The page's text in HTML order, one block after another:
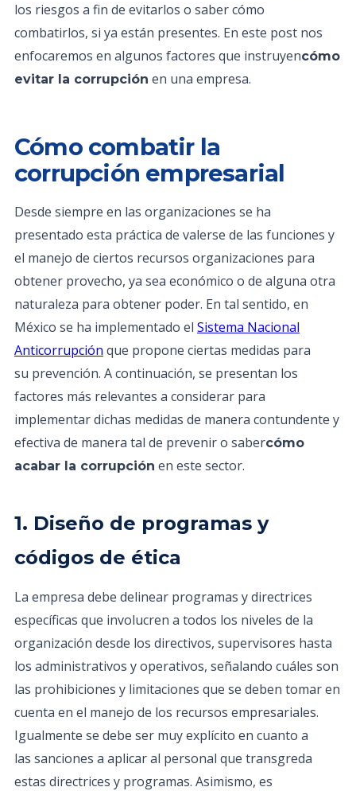
los riesgos a fin de evitarlos o saber cómo
combatirlos, si ya están presentes. En este post nos
enfocaremos en algunos factores que instruyencómo
evitar la corrupción en una empresa.
Cómo combatir la
corrupción empresarial
Desde siempre en las organizaciones se ha
presentado esta práctica de valerse de las funciones y
el manejo de ciertos recursos organizaciones para
obtener provecho, ya sea económico o de alguna otra
naturaleza para obtener poder. En tal sentido, en
México se ha implementado el Sistema Nacional
Anticorrupción que propone ciertas medidas para
su prevención. A continuación, se presentan los
factores más relevantes a considerar para
implementar dichas medidas de manera contundente y
efectiva de manera tal de prevenir o sabercómo
acabar la corrupción en este sector.
1. Diseño de programas y
códigos de ética
La empresa debe delinear programas y directrices
específicas que involucren a todos los niveles de la
organización desde los directivos, supervisores hasta
los administrativos y operativos, señalando cuáles son
las prohibiciones y limitaciones que se deben tomar en
cuenta en el manejo de los recursos empresariales.
Igualmente se debe ser muy explícito en cuanto a
las sanciones a aplicar al personal que transgreda
estas directrices y programas. Asimismo, es